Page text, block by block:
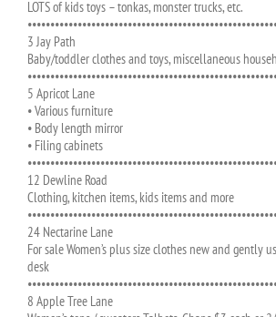
LOTS of kids toys – tonkas, monster trucks, etc.
3 Jay Path
Baby/toddler clothes and toys, miscellaneous
5 Apricot Lane
• Various furniture
• Body length mirror
• Filing cabinets
12 Dewline Road
Clothing, kitchen items, kids items and more
24 Nectarine Lane
For sale Women’s plus size clothes new and gently
desk
8 Apple Tree Lane